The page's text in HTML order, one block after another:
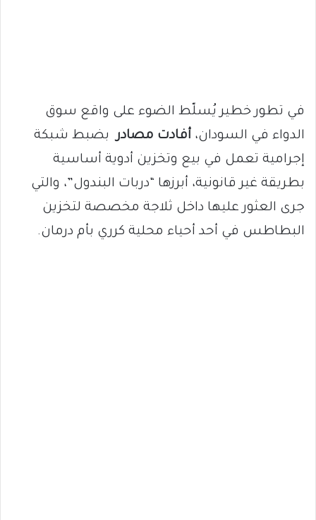
في تطور خطير يُسلّط الضوء على واقع سوق
الدواء في السودان، أفادت مصادر بضبط شبكة
إجرامية تعمل في بيع وتخزين أدوية أساسية
بطريقة غير قانونية، أبرزها “دربات البندول”، والتي
جرى العثور عليها داخل ثلاجة مخصصة لتخزين
البطاطس في أحد أحياء محلية كرري بأم درمان.